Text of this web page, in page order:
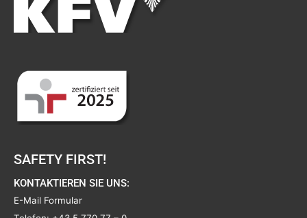
SAFETY FIRST!
KONTAKTIEREN SIE UNS:
E-Mail Formular